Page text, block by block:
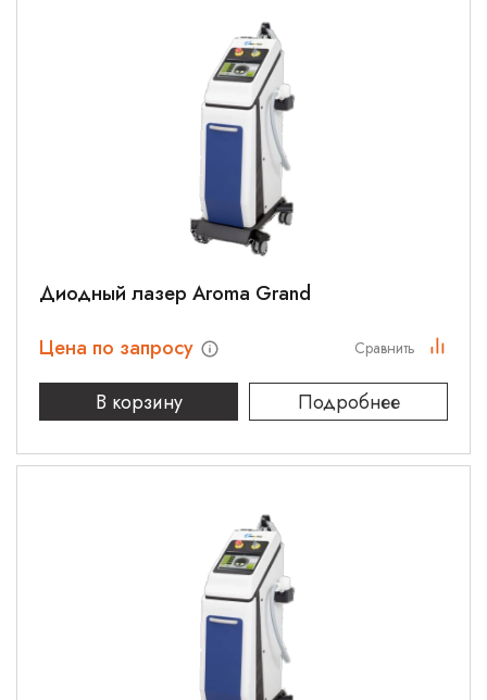
Диодный лазер Aroma Grand
Цена по запросу
В корзину
Подробнее
Сравнить